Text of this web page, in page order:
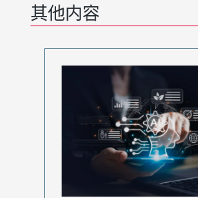
其他内容